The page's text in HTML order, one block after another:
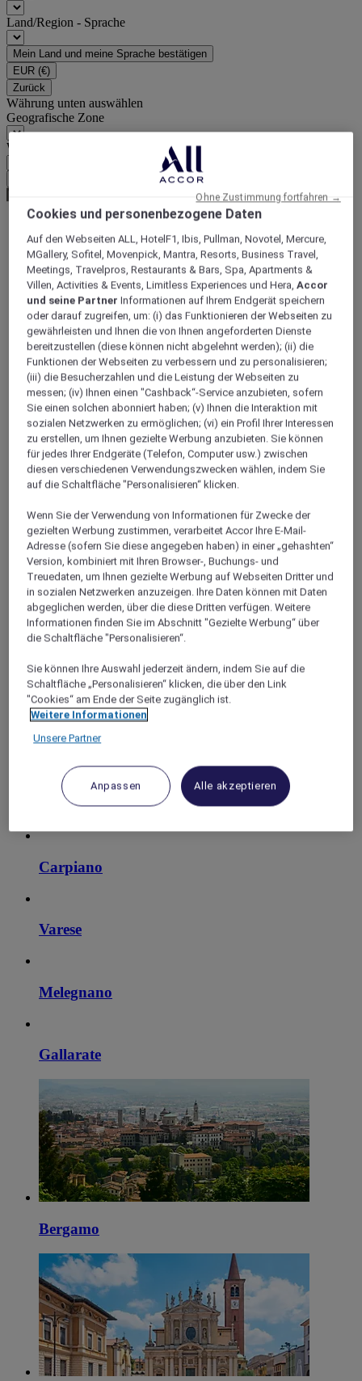
Land/Region - Sprache
Mein Land und meine Sprache bestätigen
EUR (€)
Zurück
Währung unten auswählen
Geografische Zone
Währung
World
Europe
Italy
LOMBARDY
Monza
Stezzano
Agrate Brianza
Carpiano
Varese
Melegnano
Gallarate
Bergamo
Cookies und personenbezogene Daten
Auf den Webseiten ALL, HotelF1, Ibis, Pullman, Novotel, Mercure,
MGallery, Sofitel, Movenpick, Mantra, Resorts, Business Travel,
Meetings, Travelpros, Restaurants & Bars, Spa, Apartments &
Villen, Activities & Events, Limitless Experiences und Hera,Accor
und seine Partner Informationen auf Ihrem Endgerät speichern
oder darauf zugreifen, um: (i) das Funktionieren der Webseiten zu
gewährleisten und Ihnen die von Ihnen angeforderten Dienste
bereitzustellen (diese können nicht abgelehnt werden); (ii) die
Funktionen der Webseiten zu verbessern und zu personalisieren;
(iii) die Besucherzahlen und die Leistung der Webseiten zu
messen; (iv) Ihnen einen "Cashback“-Service anzubieten, sofern
Sie einen solchen abonniert haben; (v) Ihnen die Interaktion mit
sozialen Netzwerken zu ermöglichen; (vi) ein Profil Ihrer Interessen
zu erstellen, um Ihnen gezielte Werbung anzubieten. Sie können
für jedes Ihrer Endgeräte (Telefon, Computer usw.) zwischen
diesen verschiedenen Verwendungszwecken wählen, indem Sie
auf die Schaltfläche "Personalisieren“ klicken.
Wenn Sie der Verwendung von Informationen für Zwecke der
gezielten Werbung zustimmen, verarbeitet Accor Ihre E-Mail-
Adresse (sofern Sie diese angegeben haben) in einer „gehashten“
Version, kombiniert mit Ihren Browser-, Buchungs- und
Treuedaten, um Ihnen gezielte Werbung auf Webseiten Dritter und
in sozialen Netzwerken anzuzeigen. Ihre Daten können mit Daten
abgeglichen werden, über die diese Dritten verfügen. Weitere
Informationen finden Sie im Abschnitt "Gezielte Werbung“ über
die Schaltfläche "Personalisieren“.
Sie können Ihre Auswahl jederzeit ändern, indem Sie auf die
Schaltfläche „Personalisieren“ klicken, die über den Link
"Cookies“ am Ende der Seite zugänglich ist.
Weitere Informationen
Unsere Partner
Anpassen Alle akzeptieren
Ohne Zustimmung fortfahren →